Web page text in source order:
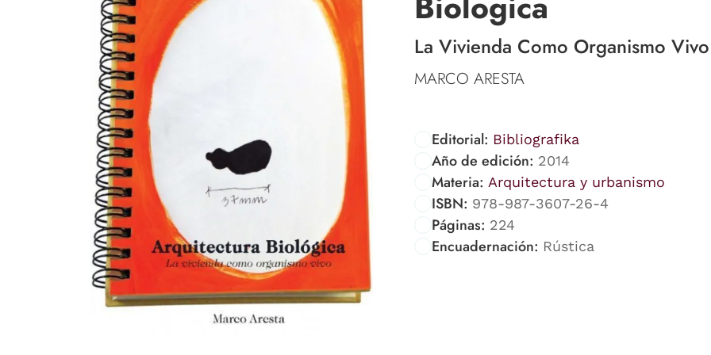
La Vivienda Como Organismo Vivo
MARCO ARESTA
Editorial: Bibliografika
Año de edición: 2014
Materia: Arquitectura y urbanismo
ISBN: 978-987-3607-26-4
Páginas: 224
Encuadernación: Rústica